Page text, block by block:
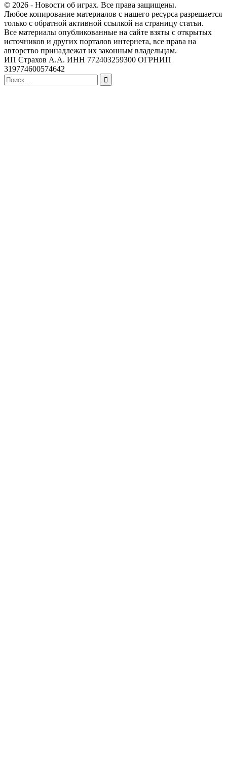
© 2026 - Новости об играх. Все права защищены.
Любое копирование материалов с нашего ресурса разрешается
только с обратной активной ссылкой на страницу статьи.
Все материалы опубликованные на сайте взяты с открытых
источников и других порталов интернета, все права на
авторство принадлежат их законным владельцам.
ИП Страхов А.А. ИНН 772403259300 ОГРНИП
319774600574642